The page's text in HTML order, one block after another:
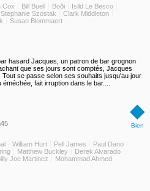
Cox Bill Buell Boði
Isild Le Besco
Stephanie Szostak
Clark Middleton
Susan Blommaert
hasard Jacques, un patron de bar grognon
que ses jours sont comptés, Jacques
se passe selon ses souhaits jusqu'au jour
fait irruption dans le bar....
◆
Bien
William Hurt Pell James
Paul Dano
Matthew Buckley
Derek Alvarado
Joe Martinez
Mohammad Ahmed